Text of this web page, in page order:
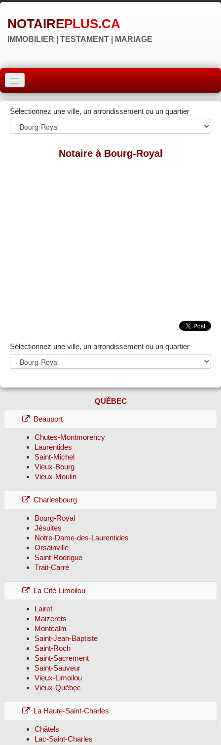
NOTAIREPLUS.CA
IMMOBILIER | TESTAMENT | MARIAGE
ACCUEIL
MONTRÉAL
QUÉBEC
Sélectionnez une ville, un arrondissement ou un quartier
Notaire à Bourg-Royal
Sélectionnez une ville, un arrondissement ou un quartier
QUÉBEC
Beauport
Chutes-Montmorency
Laurentides
Saint-Michel
Vieux-Bourg
Vieux-Moulin
Charlesbourg
Bourg-Royal
Jésuites
Notre-Dame-des-Laurentides
Orsainville
Saint-Rodrigue
Trait-Carré
La Cité-Limoilou
Lairet
Maizerets
Montcalm
Saint-Jean-Baptiste
Saint-Roch
Saint-Sacrement
Saint-Sauveur
Vieux-Limoilou
Vieux-Québec
La Haute-Saint-Charles
Châtels
Lac-Saint-Charles